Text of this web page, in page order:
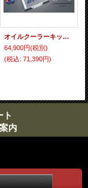
オイルクーラーキット ハイゼットトラック／ジャンボ(S500P/S510P)用
64,900円(税別)
(税込: 71,390円)
ト
内